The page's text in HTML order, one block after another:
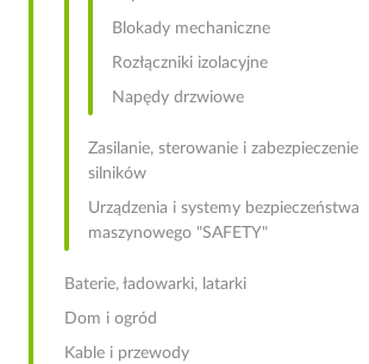
Blokady mechaniczne
Rozłączniki izolacyjne
Napędy drzwiowe
Zasilanie, sterowanie i zabezpieczenie
silników
Urządzenia i systemy bezpieczeństwa
maszynowego "SAFETY"
Baterie, ładowarki, latarki
Dom i ogród
Kable i przewody